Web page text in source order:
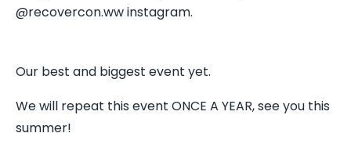
@recovercon.ww instagram.
Our best and biggest event yet.
We will repeat this event ONCE A YEAR, see you this
summer!